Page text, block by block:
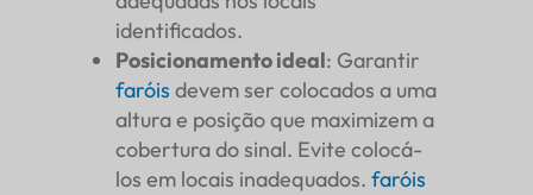
identificados.
Posicionamento ideal: Garantir
faróis devem ser colocados a uma
altura e posição que maximizem a
cobertura do sinal. Evite colocá-
los em locais inadequados. faróis